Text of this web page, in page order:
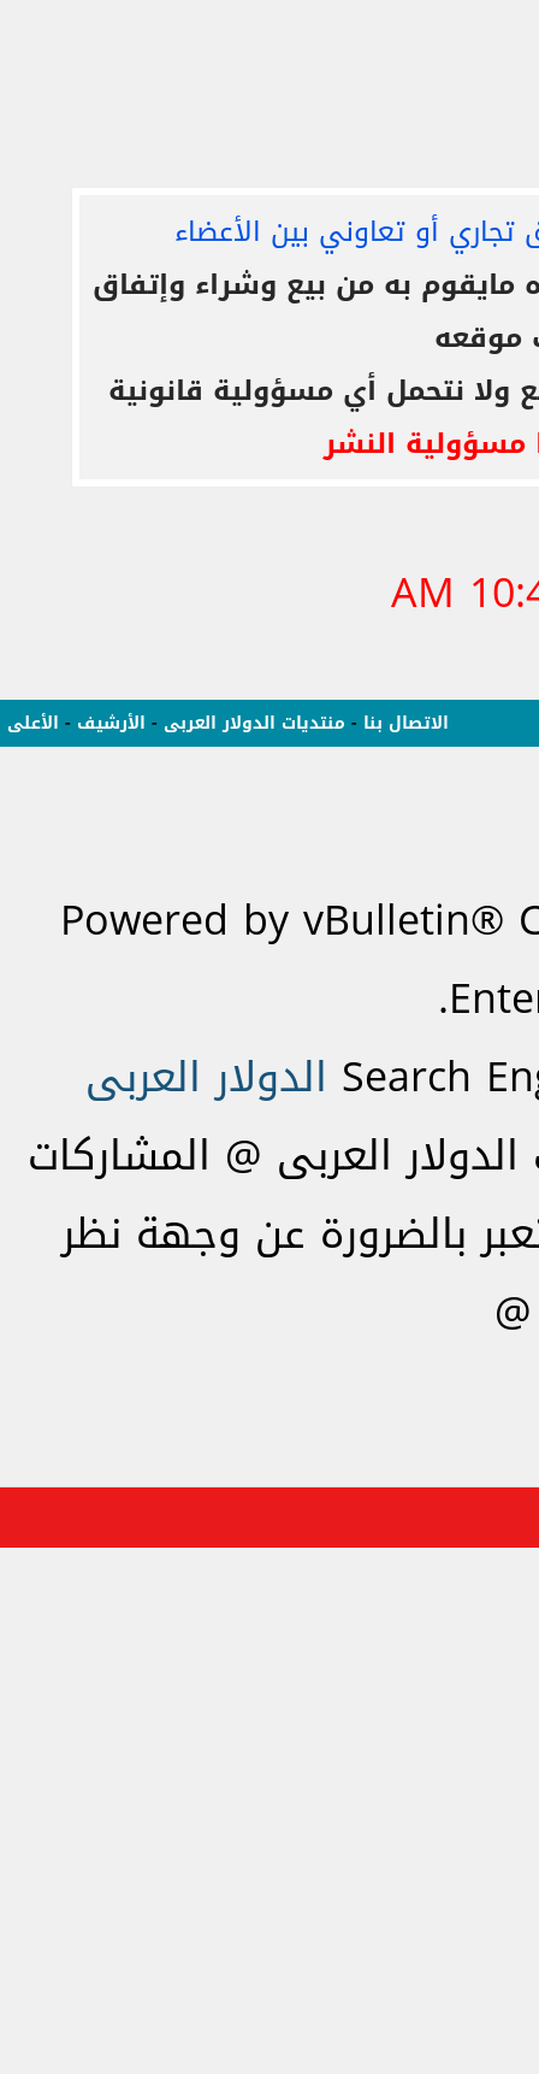
أو تعاوني بين الأعضاء
به من بيع وشراء وإتفاق
موقعه
ولا نتحمل أي مسؤولية قانونية
مسؤولية النشر
الاتصال بنا - منتديات الدولار العربى - الأرشيف - الأعلى
Powered by vBulletin®
Search الدولار العربى
العربى @ المشاركات
بالضرورة عن وجهة نظر